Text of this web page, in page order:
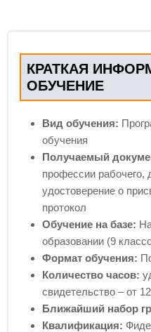
КРАТКАЯ
ОБУЧЕНИЕ
Вид обучения:
обучения
Получаемый
профессии рабочего,
удостоверение о
протокол
Обучение на базе:
образовании (9
Формат обучения:
Количество часов:
свидетельство – от
Ближайший набор
Квалификация: